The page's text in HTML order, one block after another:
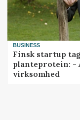
BUSINESS
Finsk startup
planteprotein: -
virksomhed